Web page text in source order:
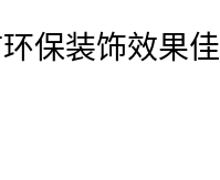
保装饰效果佳